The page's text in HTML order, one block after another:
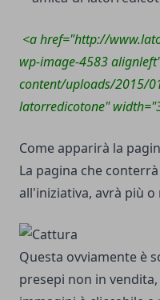
<a href="http://
wp-image-4583
content/uploads/2015/
latorredicotone"
Come apparirà la
La pagina che
all'iniziativa, avrà più
Questa ovviamente è
presepi non in